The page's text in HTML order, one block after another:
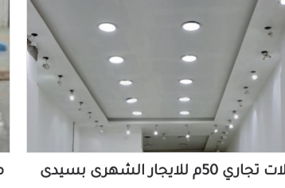
محلات تجاري 50م للايجار الشهرى بسيدى